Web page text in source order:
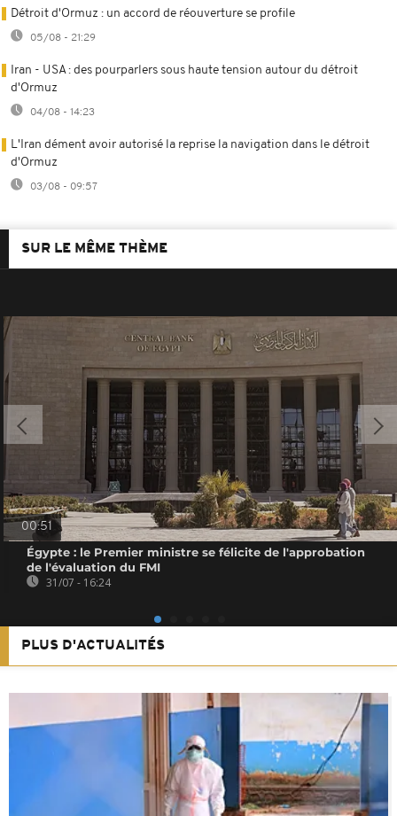
Détroit d'Ormuz : un accord de réouverture se profile
05/08 - 21:29
Iran - USA : des pourparlers sous haute tension autour du détroit
d'Ormuz
04/08 - 14:23
L'Iran dément avoir autorisé la reprise la navigation dans le détroit
d'Ormuz
03/08 - 09:57
SUR LE MÊME THÈME
00:51
Égypte : le Premier ministre se félicite de l'approbation
de l'évaluation du FMI
31/07 - 16:24
PLUS D'ACTUALITÉS